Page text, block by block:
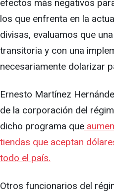
efectos más negativos
los que enfrenta en la
divisas, evaluamos que
transitoria y con una
necesariamente dolarizar
Ernesto Martínez
de la corporación del
dicho programa que
tiendas que aceptan
todo el país.
Otros funcionarios del